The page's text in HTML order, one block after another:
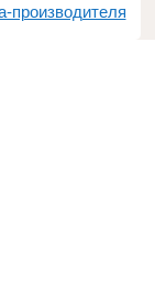
производителя